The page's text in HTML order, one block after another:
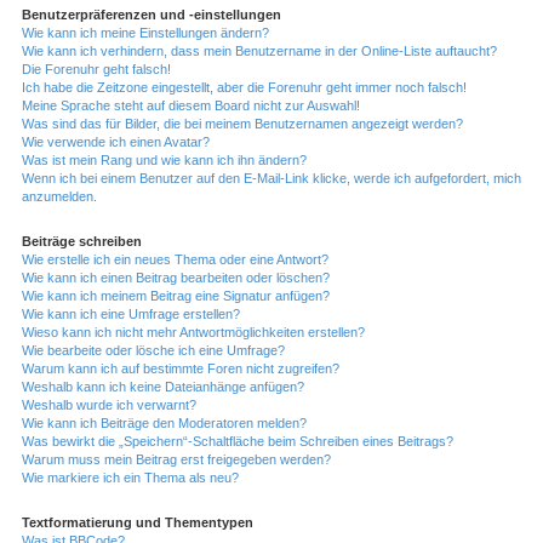
Benutzerpräferenzen und -einstellungen
Wie kann ich meine Einstellungen ändern?
Wie kann ich verhindern, dass mein Benutzername in der Online-Liste auftaucht?
Die Forenuhr geht falsch!
Ich habe die Zeitzone eingestellt, aber die Forenuhr geht immer noch falsch!
Meine Sprache steht auf diesem Board nicht zur Auswahl!
Was sind das für Bilder, die bei meinem Benutzernamen angezeigt werden?
Wie verwende ich einen Avatar?
Was ist mein Rang und wie kann ich ihn ändern?
Wenn ich bei einem Benutzer auf den E-Mail-Link klicke, werde ich aufgefordert, mich
anzumelden.
Beiträge schreiben
Wie erstelle ich ein neues Thema oder eine Antwort?
Wie kann ich einen Beitrag bearbeiten oder löschen?
Wie kann ich meinem Beitrag eine Signatur anfügen?
Wie kann ich eine Umfrage erstellen?
Wieso kann ich nicht mehr Antwortmöglichkeiten erstellen?
Wie bearbeite oder lösche ich eine Umfrage?
Warum kann ich auf bestimmte Foren nicht zugreifen?
Weshalb kann ich keine Dateianhänge anfügen?
Weshalb wurde ich verwarnt?
Wie kann ich Beiträge den Moderatoren melden?
Was bewirkt die „Speichern“-Schaltfläche beim Schreiben eines Beitrags?
Warum muss mein Beitrag erst freigegeben werden?
Wie markiere ich ein Thema als neu?
Textformatierung und Thementypen